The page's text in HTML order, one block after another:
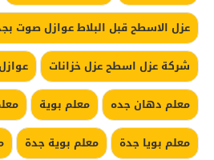
عزل الاسطح قبل البلاط عوازل صوت
شركة عزل اسطح عزل خزانات
معلم دهان جده
معلم بوية
معلم بويا جدة
معلم بوية جدة